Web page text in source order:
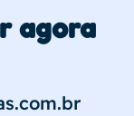
agora